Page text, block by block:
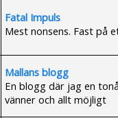
Fatal Impuls
Mest nonsens. Fast på
Mallans blogg
En blogg där jag en
vänner och allt möjligt